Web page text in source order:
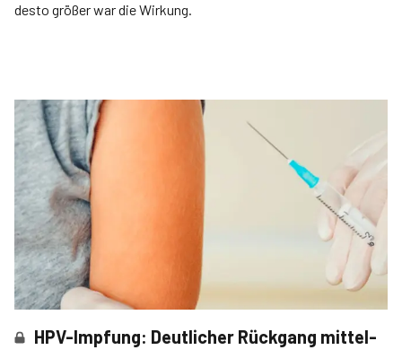
desto größer war die Wirkung.
HPV-Impfung: Deutlicher Rückgang mittel-